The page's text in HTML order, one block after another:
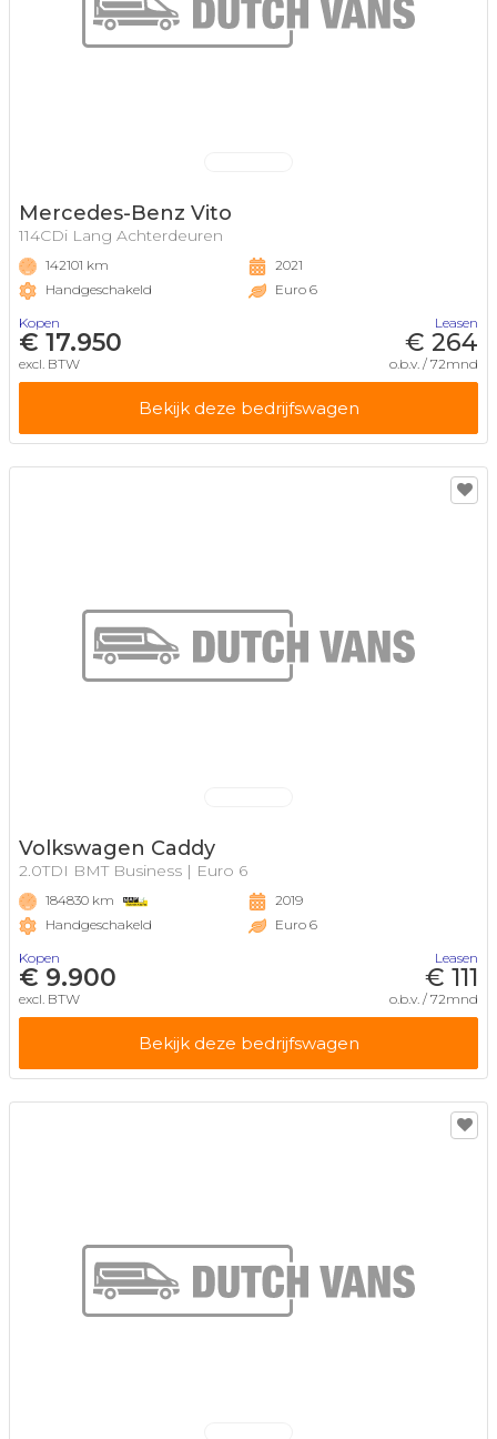
Mercedes-Benz Vito
114CDi Lang Achterdeuren
142101 km
Handgeschakeld
2021
Euro 6
Kopen
€ 17.950
excl. BTW
Leasen
€ 264
o.b.v. / 72mnd
Bekijk deze bedrijfswagen
Volkswagen Caddy
2.0TDI BMT Business | Euro 6
184830 km
Handgeschakeld
2019
Euro 6
Kopen
€ 9.900
excl. BTW
Leasen
€ 111
o.b.v. / 72mnd
Bekijk deze bedrijfswagen